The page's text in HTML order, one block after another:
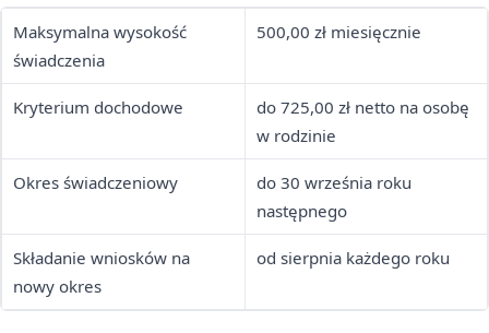
Maksymalna wysokość
świadczenia
500,00 zł miesięcznie
Kryterium dochodowe
do 725,00 zł netto na osobę
w rodzinie
Okres świadczeniowy
do 30 września roku
następnego
Składanie wniosków na
nowy okres
od sierpnia każdego roku